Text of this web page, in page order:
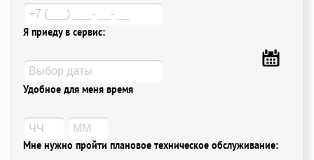
Я приеду в сервис:
Удобное для меня время
Мне нужно пройти плановое техническое обслуживание: